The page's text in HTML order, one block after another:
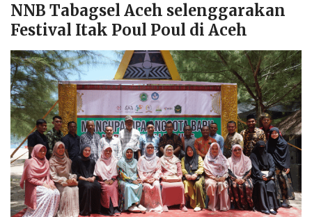
NNB Tabagsel Aceh selenggarakan
Festival Itak Poul Poul di Aceh